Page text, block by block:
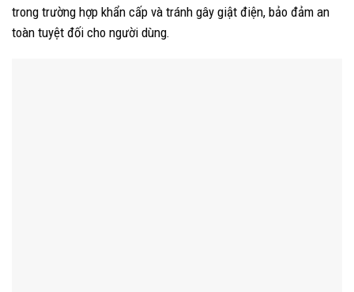
trong trường hợp khẩn cấp và tránh gây giật điện, bảo đảm an
toàn tuyệt đối cho người dùng.